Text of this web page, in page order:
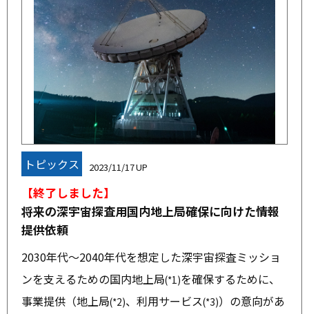
トピックス 2023/11/17
【終了しました】
将来の深宇宙探査用国内地上局確保に向けた情報
提供依頼
2030年代～2040年代を想定した深宇宙探査ミッショ
ンを支えるための国内地上局(*1)を確保するために、
事業提供（地上局(*2)、利用サービス(*3)）の意向があ